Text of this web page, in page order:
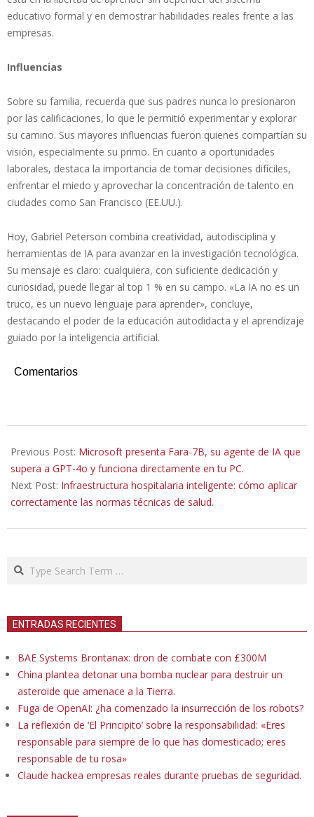
educativo formal y en demostrar habilidades reales frente a las
empresas.
Influencias
Sobre su familia, recuerda que sus padres nunca lo presionaron
por las calificaciones, lo que le permitió experimentar y explorar
su camino. Sus mayores influencias fueron quienes compartían su
visión, especialmente su primo. En cuanto a oportunidades
laborales, destaca la importancia de tomar decisiones difíciles,
enfrentar el miedo y aprovechar la concentración de talento en
ciudades como San Francisco (EE.UU.).
Hoy, Gabriel Peterson combina creatividad, autodisciplina y
herramientas de IA para avanzar en la investigación tecnológica.
Su mensaje es claro: cualquiera, con suficiente dedicación y
curiosidad, puede llegar al top 1 % en su campo. «La IA no es un
truco, es un nuevo lenguaje para aprender», concluye,
destacando el poder de la educación autodidacta y el aprendizaje
guiado por la inteligencia artificial.
Comentarios
11-
29
Previous Post: Microsoft presenta Fara-7B, su agente de IA que
supera a GPT-4o y funciona directamente en tu PC.
Next Post: Infraestructura hospitalaria inteligente: cómo aplicar
correctamente las normas técnicas de salud.
Search
ENTRADAS RECIENTES
BAE Systems Brontanax: dron de combate con £300M
China plantea detonar una bomba nuclear para destruir un
asteroide que amenace a la Tierra.
Fuga de OpenAI: ¿ha comenzado la insurrección de los robots?
La reflexión de ‘El Principito’ sobre la responsabilidad: «Eres
responsable para siempre de lo que has domesticado; eres
responsable de tu rosa»
Claude hackea empresas reales durante pruebas de seguridad.